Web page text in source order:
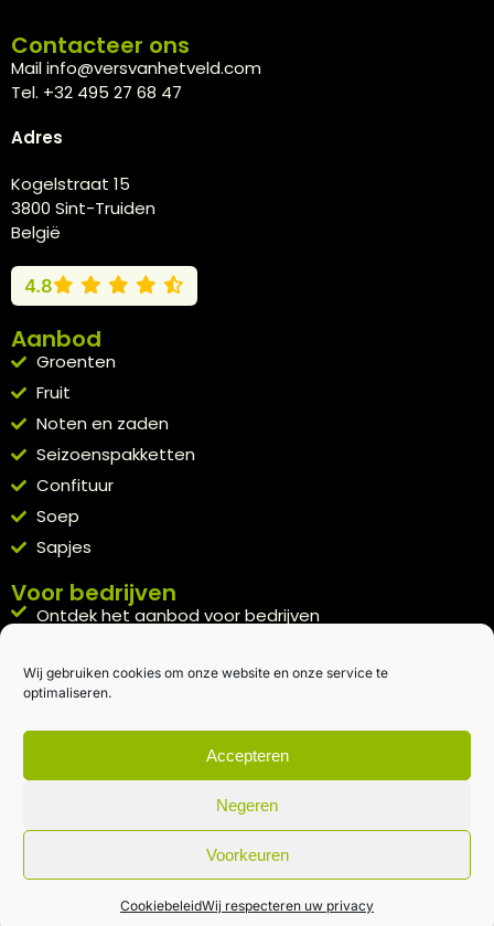
Wij gebruiken cookies om onze website en onze service te
optimaliseren.
Accepteren
Negeren
Voorkeuren
CookiebeleidWij respecteren uw privacy
Contacteer ons
Mail info@versvanhetveld.com
Tel. +32 495 27 68 47
Adres
Kogelstraat 15
3800 Sint-Truiden
België
4.8
Aanbod
Groenten
Fruit
Noten en zaden
Seizoenspakketten
Confituur
Soep
Sapjes
Voor bedrijven
Ontdek het aanbod voor bedrijven
Kennismakingspakket aanvragen
Blijft op de hoogte
Rechtstreeks van het veld naar je inbox.
Inschrijven nieuwsbrief
Algemene voorwaarden|Privacybeleid| gemaakt met door
creativitijd